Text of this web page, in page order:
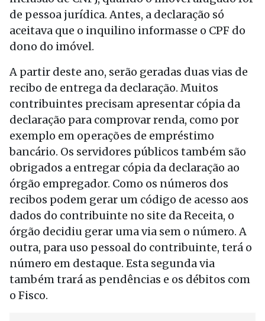
de pessoa jurídica. Antes, a declaração só
aceitava que o inquilino informasse o CPF do
dono do imóvel.
A partir deste ano, serão geradas duas vias de
recibo de entrega da declaração. Muitos
contribuintes precisam apresentar cópia da
declaração para comprovar renda, como por
exemplo em operações de empréstimo
bancário. Os servidores públicos também são
obrigados a entregar cópia da declaração ao
órgão empregador. Como os números dos
recibos podem gerar um código de acesso aos
dados do contribuinte no site da Receita, o
órgão decidiu gerar uma via sem o número. A
outra, para uso pessoal do contribuinte, terá o
número em destaque. Esta segunda via
também trará as pendências e os débitos com
o Fisco.